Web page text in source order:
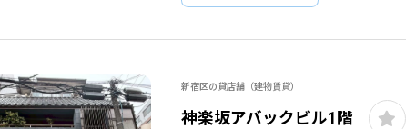
新宿区の貸店舗（建物賃貸）
神楽坂アバックビル1階